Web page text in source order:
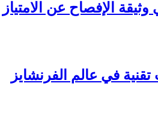
في وثيقة الإفصاح عن الامتياز
تقنية في عالم الفرنشايز